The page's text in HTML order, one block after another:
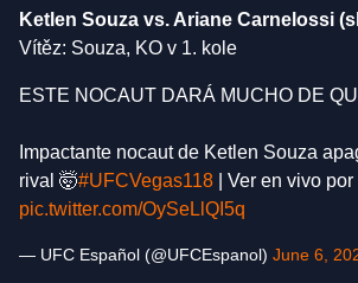
Ketlen Souza vs. Ariane Carnelossi
Vítěz: Souza, KO v 1. kole
ESTE NOCAUT DARÁ MUCHO DE
Impactante nocaut de Ketlen Souza
rival 🤯#UFCVegas118 | Ver en vivo por
pic.twitter.com/OySeLlQI5q
— UFC Español (@UFCEspanol) June 6,